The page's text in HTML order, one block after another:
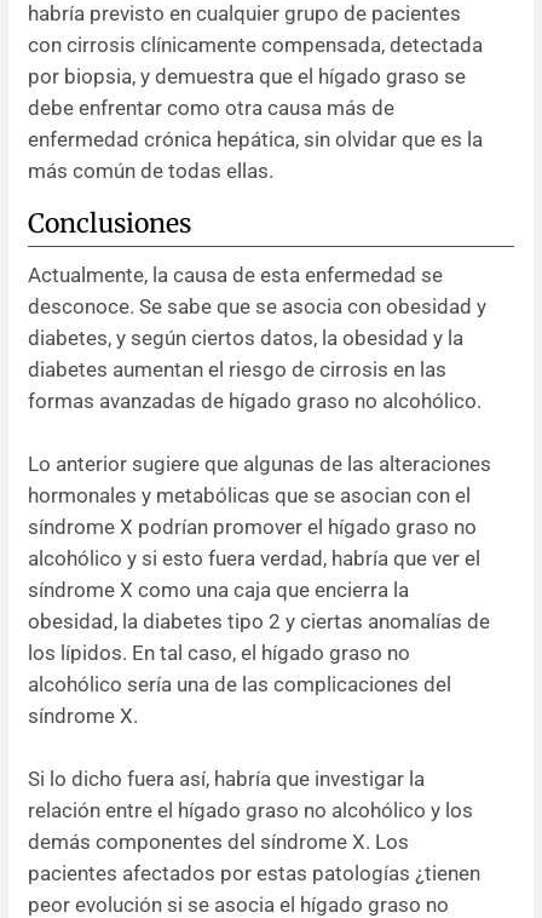
habría previsto en cualquier grupo de pacientes
con cirrosis clínicamente compensada, detectada
por biopsia, y demuestra que el hígado graso se
debe enfrentar como otra causa más de
enfermedad crónica hepática, sin olvidar que es la
más común de todas ellas.
Conclusiones
Actualmente, la causa de esta enfermedad se
desconoce. Se sabe que se asocia con obesidad y
diabetes, y según ciertos datos, la obesidad y la
diabetes aumentan el riesgo de cirrosis en las
formas avanzadas de hígado graso no alcohólico.
Lo anterior sugiere que algunas de las alteraciones
hormonales y metabólicas que se asocian con el
síndrome X podrían promover el hígado graso no
alcohólico y si esto fuera verdad, habría que ver el
síndrome X como una caja que encierra la
obesidad, la diabetes tipo 2 y ciertas anomalías de
los lípidos. En tal caso, el hígado graso no
alcohólico sería una de las complicaciones del
síndrome X.
Si lo dicho fuera así, habría que investigar la
relación entre el hígado graso no alcohólico y los
demás componentes del síndrome X. Los
pacientes afectados por estas patologías ¿tienen
peor evolución si se asocia el hígado graso no